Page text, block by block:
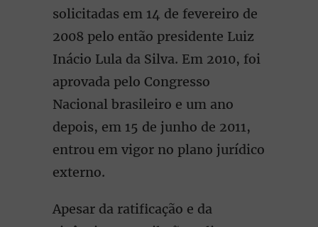
solicitadas em 14 de fevereiro de
2008 pelo então presidente Luiz
Inácio Lula da Silva. Em 2010, foi
aprovada pelo Congresso
Nacional brasileiro e um ano
depois, em 15 de junho de 2011,
entrou em vigor no plano jurídico
externo.
Apesar da ratificação e da